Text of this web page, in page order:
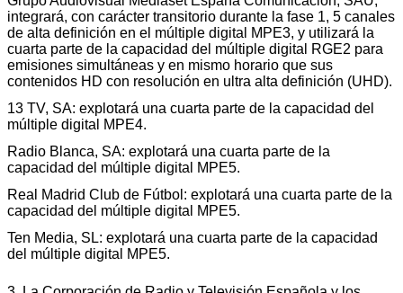
integrará, con carácter transitorio durante la fase 1, 5 canales
de alta definición en el múltiple digital MPE3, y utilizará la
cuarta parte de la capacidad del múltiple digital RGE2 para
emisiones simultáneas y en mismo horario que sus
contenidos HD con resolución en ultra alta definición (UHD).
13 TV, SA: explotará una cuarta parte de la capacidad del
múltiple digital MPE4.
Radio Blanca, SA: explotará una cuarta parte de la
capacidad del múltiple digital MPE5.
Real Madrid Club de Fútbol: explotará una cuarta parte de la
capacidad del múltiple digital MPE5.
Ten Media, SL: explotará una cuarta parte de la capacidad
del múltiple digital MPE5.